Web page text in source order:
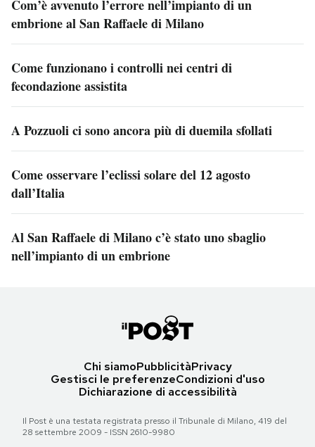
Com’è avvenuto l’errore nell’impianto di un
embrione al San Raffaele di Milano
Come funzionano i controlli nei centri di
fecondazione assistita
A Pozzuoli ci sono ancora più di duemila sfollati
Come osservare l’eclissi solare del 12 agosto
dall’Italia
Al San Raffaele di Milano c’è stato uno sbaglio
nell’impianto di un embrione
Chi siamoPubblicitàPrivacy
Gestisci le preferenzeCondizioni d'uso
Dichiarazione di accessibilità
Il Post è una testata registrata presso il Tribunale di Milano, 419 del
28 settembre 2009 - ISSN 2610-9980